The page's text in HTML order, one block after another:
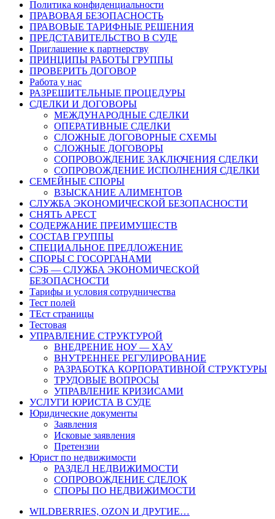
Политика конфиденциальности
ПРАВОВАЯ БЕЗОПАСНОСТЬ
ПРАВОВЫЕ ТАРИФНЫЕ РЕШЕНИЯ
ПРЕДСТАВИТЕЛЬСТВО В СУДЕ
Приглашение к партнерству
ПРИНЦИПЫ РАБОТЫ ГРУППЫ
ПРОВЕРИТЬ ДОГОВОР
Работа у нас
РАЗРЕШИТЕЛЬНЫЕ ПРОЦЕДУРЫ
СДЕЛКИ И ДОГОВОРЫ
МЕЖДУНАРОДНЫЕ СДЕЛКИ
ОПЕРАТИВНЫЕ СДЕЛКИ
СЛОЖНЫЕ ДОГОВОРНЫЕ СХЕМЫ
СЛОЖНЫЕ ДОГОВОРЫ
СОПРОВОЖДЕНИЕ ЗАКЛЮЧЕНИЯ СДЕЛКИ
СОПРОВОЖДЕНИЕ ИСПОЛНЕНИЯ СДЕЛКИ
СЕМЕЙНЫЕ СПОРЫ
ВЗЫСКАНИЕ АЛИМЕНТОВ
СЛУЖБА ЭКОНОМИЧЕСКОЙ БЕЗОПАСНОСТИ
СНЯТЬ АРЕСТ
СОДЕРЖАНИЕ ПРЕИМУЩЕСТВ
СОСТАВ ГРУППЫ
СПЕЦИАЛЬНОЕ ПРЕДЛОЖЕНИЕ
СПОРЫ С ГОСОРГАНАМИ
СЭБ — СЛУЖБА ЭКОНОМИЧЕСКОЙ
БЕЗОПАСНОСТИ
Тарифы и условия сотрудничества
Тест полей
ТЕст страницы
Тестовая
УПРАВЛЕНИЕ СТРУКТУРОЙ
ВНЕДРЕНИЕ НОУ — ХАУ
ВНУТРЕННЕЕ РЕГУЛИРОВАНИЕ
РАЗРАБОТКА КОРПОРАТИВНОЙ СТРУКТУРЫ
ТРУДОВЫЕ ВОПРОСЫ
УПРАВЛЕНИЕ КРИЗИСАМИ
УСЛУГИ ЮРИСТА В СУДЕ
Юридические документы
Заявления
Исковые заявления
Претензии
Юрист по недвижимости
РАЗДЕЛ НЕДВИЖИМОСТИ
СОПРОВОЖДЕНИЕ СДЕЛОК
СПОРЫ ПО НЕДВИЖИМОСТИ
WILDBERRIES, OZON И ДРУГИЕ…